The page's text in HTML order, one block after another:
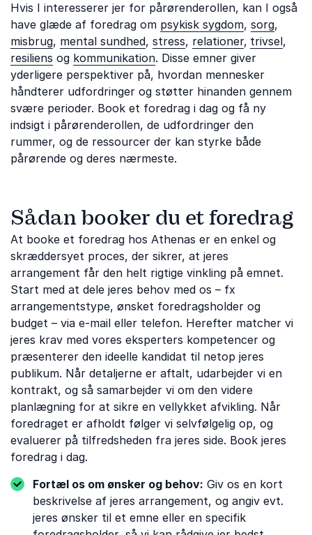
Hvis I interesserer jer for pårørenderollen, kan I også
have glæde af foredrag om psykisk sygdom, sorg,
misbrug, mental sundhed, stress, relationer, trivsel,
resiliens og kommunikation. Disse emner giver
yderligere perspektiver på, hvordan mennesker
håndterer udfordringer og støtter hinanden gennem
svære perioder. Book et foredrag i dag og få ny
indsigt i pårørenderollen, de udfordringer den
rummer, og de ressourcer der kan styrke både
pårørende og deres nærmeste.
Sådan booker du et foredrag
At booke et foredrag hos Athenas er en enkel og
skræddersyet proces, der sikrer, at jeres
arrangement får den helt rigtige vinkling på emnet.
Start med at dele jeres behov med os – fx
arrangementstype, ønsket foredragsholder og
budget – via e-mail eller telefon. Herefter matcher vi
jeres krav med vores eksperters kompetencer og
præsenterer den ideelle kandidat til netop jeres
publikum. Når detaljerne er aftalt, udarbejder vi en
kontrakt, og så samarbejder vi om den videre
planlægning for at sikre en vellykket afvikling. Når
foredraget er afholdt følger vi selvfølgelig op, og
evaluerer på tilfredsheden fra jeres side. Book jeres
foredrag i dag.
Fortæl os om ønsker og behov: Giv os en kort
beskrivelse af jeres arrangement, og angiv evt.
jeres ønsker til et emne eller en specifik